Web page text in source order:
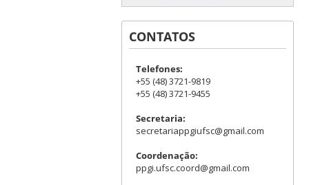
CONTATOS
Telefones:
+55 (48) 3721-9819
+55 (48) 3721-9455
Secretaria:
secretariappgiufsc@gmail.com
Coordenação:
ppgi.ufsc.coord@gmail.com